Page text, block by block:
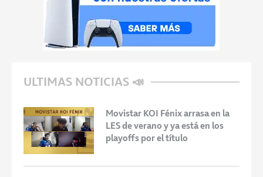
ULTIMAS NOTICIAS 📣
Movistar KOI Fénix arrasa en la
LES de verano y ya está en los
playoffs por el título